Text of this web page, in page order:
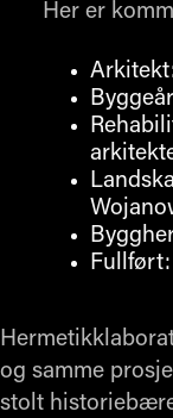
Her er
Fullført:
og samme
stolt